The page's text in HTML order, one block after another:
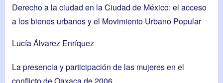
Derecho a la ciudad en la Ciudad de México: el acceso
a los bienes urbanos y el Movimiento Urbano Popular
Lucía Álvarez Enríquez
La presencia y participación de las mujeres en el
conflicto de Oaxaca de 2006